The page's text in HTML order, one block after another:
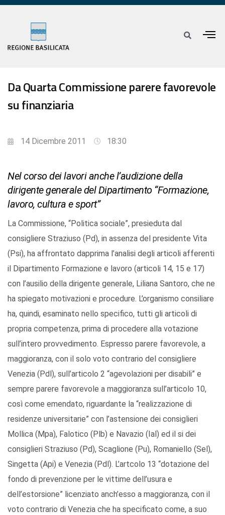
Da Quarta Commissione parere favorevole
su finanziaria
14 Dicembre 2011 18:30
Nel corso dei lavori anche l’audizione della
dirigente generale del Dipartimento “Formazione,
lavoro, cultura e sport”
La Commissione, “Politica sociale”, presieduta dal
consigliere Straziuso (Pd), in assenza del presidente Vita
(Psi), ha affrontato dapprima l’analisi degli articoli afferenti
il Dipartimento Formazione e lavoro (articoli 14, 15 e 17)
con l’ausilio della dirigente generale, Liliana Santoro, che ne
ha spiegato motivazioni e procedure. L’organismo consiliare
ha, quindi, esaminato nello specifico, tutti gli articoli di
propria competenza, prima di procedere alla votazione
sull’intero provvedimento. Espresso parere favorevole, a
maggioranza, con il solo voto contrario del consigliere
Venezia (Pdl), sull’articolo 2 “agevolazioni per disabili” e
sempre parere favorevole a maggioranza sull’articolo 10,
così come emendato, riguardante la “realizzazione di
residenze universitarie” con l’astensione dei consiglieri
Mollica (Mpa), Falotico (Plb) e Navazio (Ial) ed il si dei
consiglieri Straziuso (Pd), Scaglione (Pu), Romaniello (Sel),
Singetta (Api) e Venezia (Pdl). L’artcolo 13 “dotazione del
fondo di prevenzione per le vittime dell’usura e
dell’estorsione” licenziato anch’esso a maggioranza, con il
voto contrario di Venezia che ha specificato come, a suo